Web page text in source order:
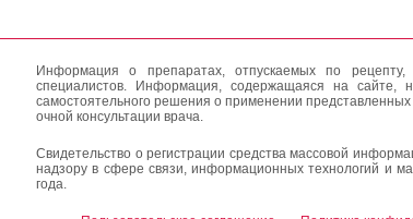
Информация о препаратах, отпускаемых по
специалистов. Информация, содержащаяся на сайте,
самостоятельного решения о применении
очной консультации врача.
Свидетельство о регистрации средства массовой
надзору в сфере связи, информационных технологий и
года.